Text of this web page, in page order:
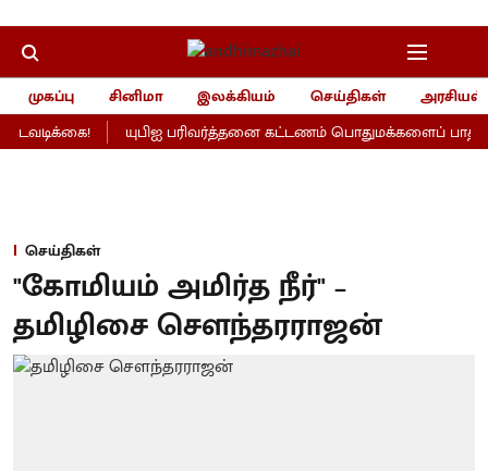
முகப்பு சினிமா இலக்கியம் செய்திகள்
அரசியல்
யுபிஐ பரிவர்த்தனை கட்டணம் பொதுமக்களைப்
செய்திகள்
"கோமியம் அமிர்த நீர்" –
தமிழிசை செளந்தரராஜன்